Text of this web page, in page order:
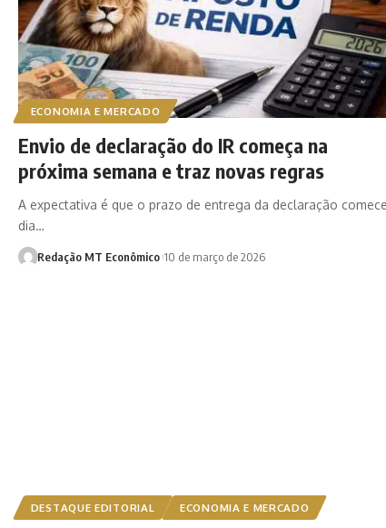
ECONOMIA E MERCADO
Envio de declaração do IR começa na
próxima semana e traz novas regras
A expectativa é que o prazo de entrega da declaração comece
dia…
Redação MT Econômico 10 de março de 2026
DESTAQUE EDITORIAL ECONOMIA E MERCADO